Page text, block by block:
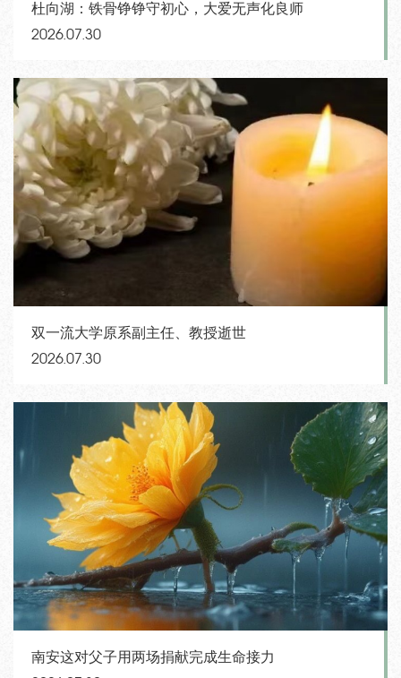
杜向湖：铁骨铮铮守初心，大爱无声化良师
2026.07.30
双一流大学原系副主任、教授逝世
2026.07.30
南安这对父子用两场捐献完成生命接力